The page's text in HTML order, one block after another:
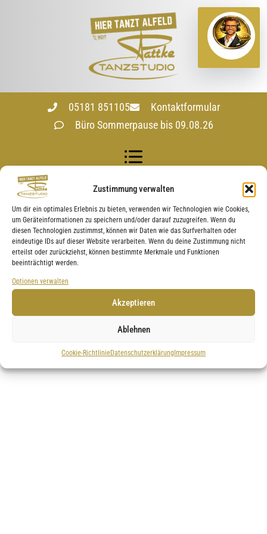
Zustimmung verwalten
Um dir ein optimales Erlebnis zu bieten, verwenden wir Technologien wie Cookies,
um Geräteinformationen zu speichern und/oder darauf zuzugreifen. Wenn du
diesen Technologien zustimmst, können wir Daten wie das Surfverhalten oder
eindeutige IDs auf dieser Website verarbeiten. Wenn du deine Zustimmung nicht
erteilst oder zurückziehst, können bestimmte Merkmale und Funktionen
beeinträchtigt werden.
Optionen verwalten
Akzeptieren
Ablehnen
Cookie-RichtlinieDatenschutzerklärung Impressum
05181 851105
Kontaktformular
Büro Sommerpause bis 09.08.26
Veranstaltungsorte
CONTENTS